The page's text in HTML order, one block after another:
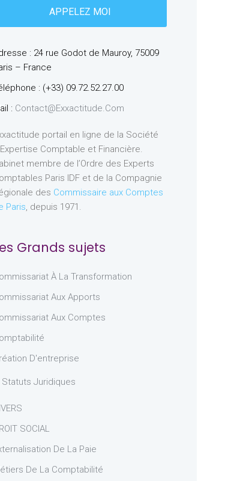
: 24 rue Godot de Mauroy, 75009
– France
: (+33) 09.72.52.27.00
: Contact@exxactitude.com
portail en ligne de la Société
Comptable et Financière.
membre de l’Ordre des Experts
Paris IDF et de la Compagnie
des Commissaire aux Comptes
Paris, depuis 1971.
Grands sujets
À La Transformation
Aux Apports
Aux Comptes
D'entreprise
Statuts Juridiques
SOCIAL
De La Paie
De La Comptabilité